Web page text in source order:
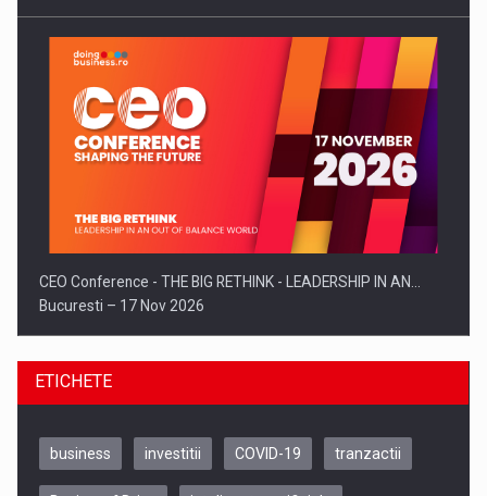
CEO Conference - THE BIG RETHINK - LEADERSHIP IN AN…
Bucuresti – 17 Nov 2026
ETICHETE
business investitii COVID-19 tranzactii